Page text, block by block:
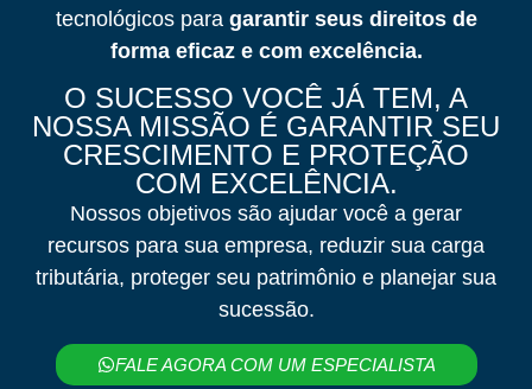
tecnológicos paragarantir seus direitos de
forma eficaz e com excelência.
O SUCESSO VOCÊ JÁ TEM, A
NOSSA MISSÃO É GARANTIR SEU
CRESCIMENTO E PROTEÇÃO
COM EXCELÊNCIA.
Nossos objetivos são ajudar você a gerar
recursos para sua empresa, reduzir sua carga
tributária, proteger seu patrimônio e planejar sua
sucessão.
FALE AGORA COM UM ESPECIALISTA